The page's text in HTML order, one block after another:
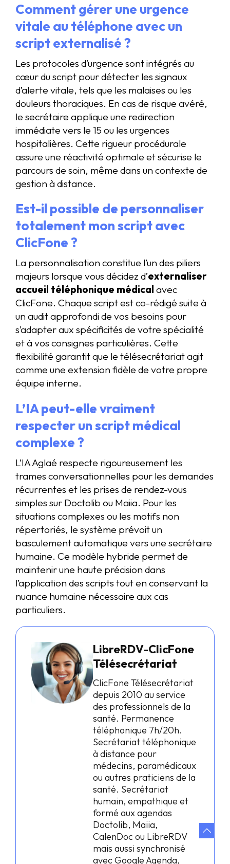
Comment gérer une urgence
vitale au téléphone avec un
script externalisé ?
Les protocoles d’urgence sont intégrés au
cœur du script pour détecter les signaux
d’alerte vitale, tels que les malaises ou les
douleurs thoraciques. En cas de risque avéré,
le secrétaire applique une redirection
immédiate vers le 15 ou les urgences
hospitalières. Cette rigueur procédurale
assure une réactivité optimale et sécurise le
parcours de soin, même dans un contexte de
gestion à distance.
Est-il possible de personnaliser
totalement mon script avec
ClicFone ?
La personnalisation constitue l’un des piliers
majeurs lorsque vous décidez d’externaliser
accueil téléphonique médical avec
ClicFone. Chaque script est co-rédigé suite à
un audit approfondi de vos besoins pour
s’adapter aux spécificités de votre spécialité
et à vos consignes particulières. Cette
flexibilité garantit que le télésecrétariat agit
comme une extension fidèle de votre propre
équipe interne.
L’IA peut-elle vraiment
respecter un script médical
complexe ?
L’IA Aglaé respecte rigoureusement les
trames conversationnelles pour les demandes
récurrentes et les prises de rendez-vous
simples sur Doctolib ou Maiia. Pour les
situations complexes ou les motifs non
répertoriés, le système prévoit un
basculement automatique vers une secrétaire
humaine. Ce modèle hybride permet de
maintenir une haute précision dans
l’application des scripts tout en conservant la
nuance humaine nécessaire aux cas
particuliers.
LibreRDV-ClicFone
Télésecrétariat
ClicFone Télésecrétariat
depuis 2010 au service
des professionnels de la
santé. Permanence
téléphonique 7h/20h.
Secrétariat téléphonique
à distance pour
médecins, paramédicaux
ou autres praticiens de la
santé. Secrétariat
humain, empathique et
formé aux agendas
Doctolib, Maiia,
CalenDoc ou LibreRDV
mais aussi synchronisé
avec Google Agenda,